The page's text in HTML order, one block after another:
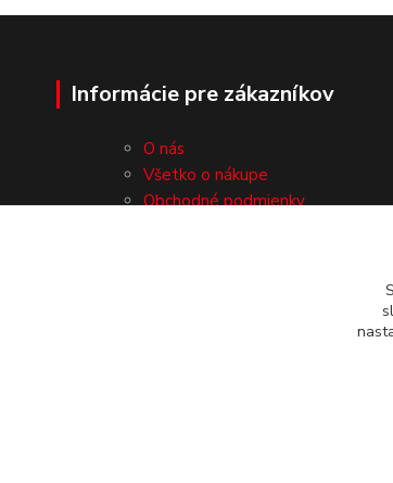
Informácie pre zákazníkov
O nás
Všetko o nákupe
Obchodné podmienky
© 2019-2026 www.ludovymotiv.sk Všetky